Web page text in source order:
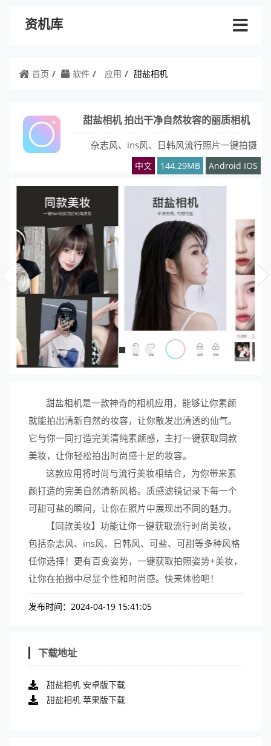
资机库
首页 软件 应用 甜盐相机
甜盐相机 拍出干净自然妆容的丽质相机
杂志风、ins风、日韩风流行照片一键拍摄
中文 144.29MB Android IOS
甜盐相机是一款神奇的相机应用，能够让你素颜
就能拍出清新自然的妆容，让你散发出清透的仙气。
它与你一同打造完美清纯素颜感，主打一键获取同款
美妆，让你轻松拍出时尚感十足的妆容。
这款应用将时尚与流行美妆相结合，为你带来素
颜打造的完美自然清新风格。质感滤镜记录下每一个
可甜可盐的瞬间，让你在照片中展现出不同的魅力。
【同款美妆】功能让你一键获取流行时尚美妆，
包括杂志风、ins风、日韩风、可盐、可甜等多种风格
任你选择！更有百变姿势，一键获取拍照姿势+美妆，
让你在拍摄中尽显个性和时尚感。快来体验吧！
发布时间：2024-04-19 15:41:05
下载地址
甜盐相机 安卓版下载
甜盐相机 苹果版下载